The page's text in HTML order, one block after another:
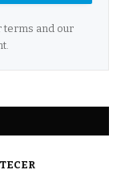
terms and our